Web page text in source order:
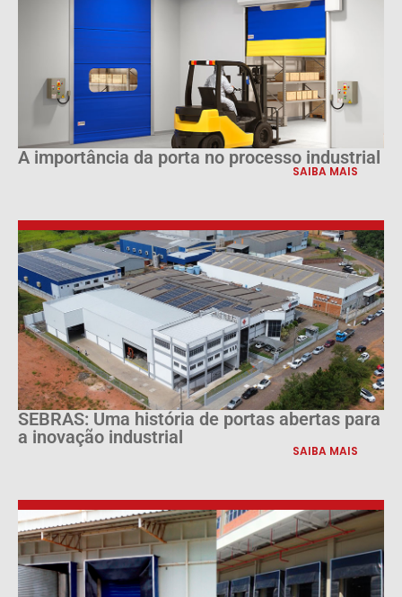
A importância da porta no processo industrial
SAIBA MAIS
SEBRAS: Uma história de portas abertas para
a inovação industrial
SAIBA MAIS